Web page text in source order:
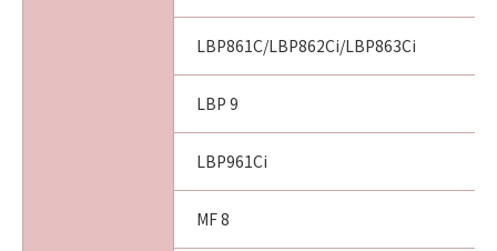
LBP861C/LBP862Ci/LBP863Ci
LBP 9
LBP961Ci
MF 8